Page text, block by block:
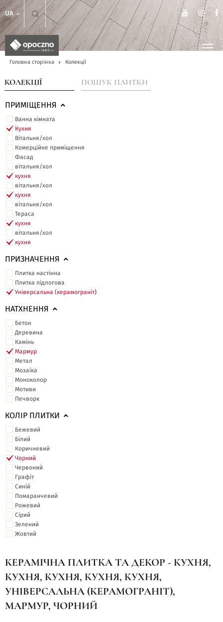
UA
Головна сторінка Колекції
КОЛЕКЦІЇ ПОШУК ПЛИТКИ
ПРИМІЩЕННЯ
Ванна кімната
Кухня
Вітальня/хол
Комерційне приміщення
Фасад
вітальня/хол
кухня
вітальня/хол
кухня
вітальня/хол
Тераса
кухня
вітальня/хол
кухня
ПРИЗНАЧЕННЯ
Плитка настінна
Плитка підлогова
Універсальна (керамограніт)
НАТХНЕННЯ
Бетон
Деревина
Камінь
Мармур
Метал
Мозаїка
Моноколор
Мотиви
Печворк
КОЛІР ПЛИТКИ
Бежевий
Білий
Коричневий
Чорний
Червоний
Графіт
Синій
Помаранчевий
Рожевий
Сірий
Зелений
Жовтий
КЕРАМІЧНА ПЛИТКА ТА ДЕКОР - КУХНЯ,
КУХНЯ, КУХНЯ, КУХНЯ, КУХНЯ,
УНІВЕРСАЛЬНА (КЕРАМОГРАНІТ),
МАРМУР, ЧОРНИЙ